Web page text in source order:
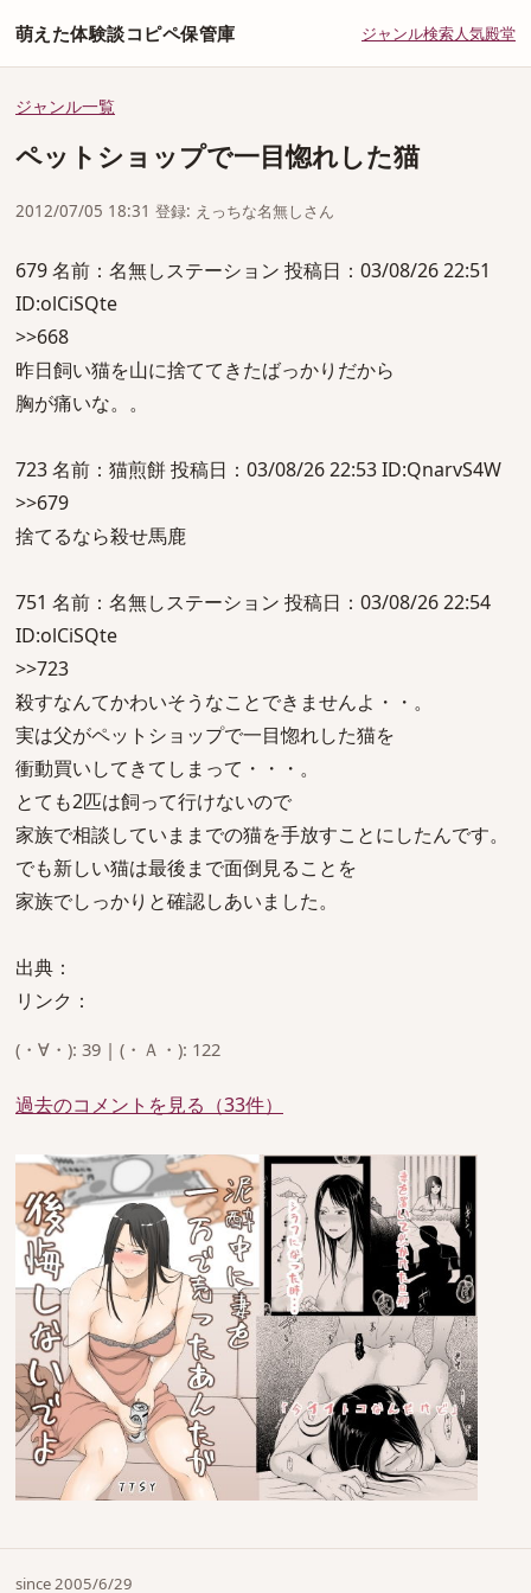
萌えた体験談コピペ保管庫 ジャンル検索人気殿堂
ジャンル一覧
ペットショップで一目惚れした猫
2012/07/05 18:31 登録: えっちな名無しさん
679 名前：名無しステーション 投稿日：03/08/26 22:51
ID:olCiSQte
>>668
昨日飼い猫を山に捨ててきたばっかりだから
胸が痛いな。。
723 名前：猫煎餅 投稿日：03/08/26 22:53 ID:QnarvS4W
>>679
捨てるなら殺せ馬鹿
751 名前：名無しステーション 投稿日：03/08/26 22:54
ID:olCiSQte
>>723
殺すなんてかわいそうなことできませんよ・・。
実は父がペットショップで一目惚れした猫を
衝動買いしてきてしまって・・・。
とても2匹は飼って行けないので
家族で相談していままでの猫を手放すことにしたんです。
でも新しい猫は最後まで面倒見ることを
家族でしっかりと確認しあいました。
出典：
リンク：
(・∀・): 39 | (・Ａ・): 122
過去のコメントを見る（33件）
since 2005/6/29